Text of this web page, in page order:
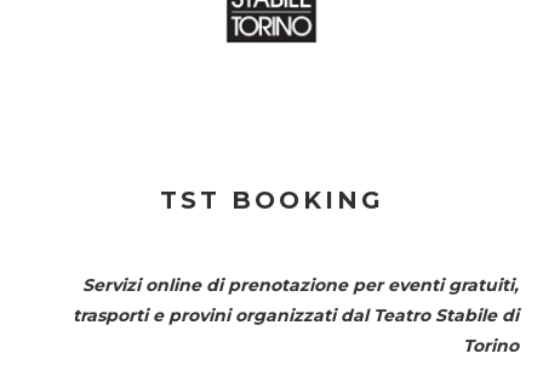
TST BOOKING
Servizi online di prenotazione per eventi gratuiti,
trasporti e provini organizzati dal Teatro Stabile di
Torino